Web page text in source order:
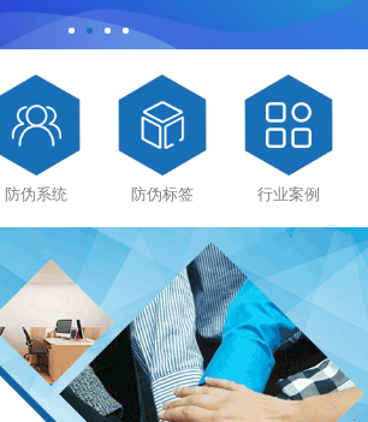
防伪系统 防伪标签 行业案例